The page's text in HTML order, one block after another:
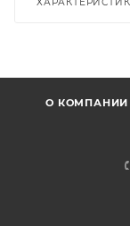
О КОМПАНИИ